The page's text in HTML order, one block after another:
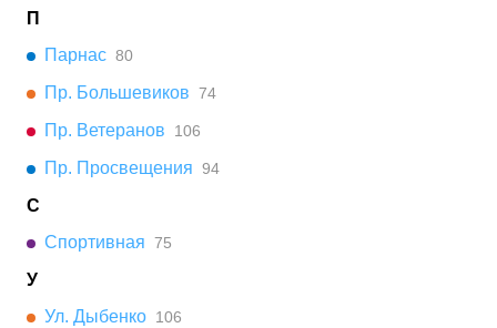
П
Парнас 80
Пр. Большевиков 74
Пр. Ветеранов 106
Пр. Просвещения 94
С
Спортивная 75
У
Ул. Дыбенко 106